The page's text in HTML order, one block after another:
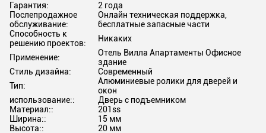
Гарантия:
2 года
Послепродажное
обслуживание:
Онлайн техническая поддержка,
бесплатные запасные части
Способность к
решению проектов:
Никаких
Применение:
Отель Вилла Апартаменты Офисное
здание
Стиль дизайна:
Современный
Тип:
Алюминиевые ролики для дверей и
окон
использование::
Дверь с подъемником
Материал::
201ss
Ширина::
15 мм
Высота::
20 мм